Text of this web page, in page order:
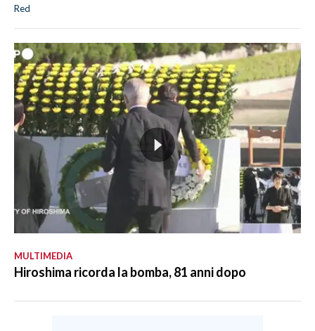
Red
MULTIMEDIA
Hiroshima ricorda la bomba, 81 anni dopo